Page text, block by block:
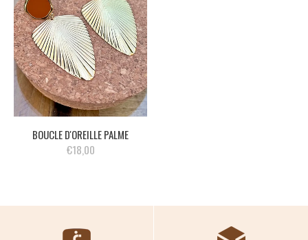
BOUCLE D'OREILLE PALME
€18,00